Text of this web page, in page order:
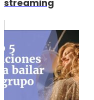
streaming